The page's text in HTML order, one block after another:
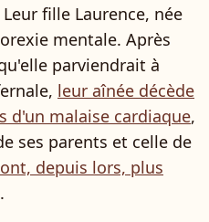
fille Laurence, née
mentale. Après
parviendrait à
leur aînée décède
d'un malaise cardiaque,
ses parents et celle de
depuis lors, plus
.